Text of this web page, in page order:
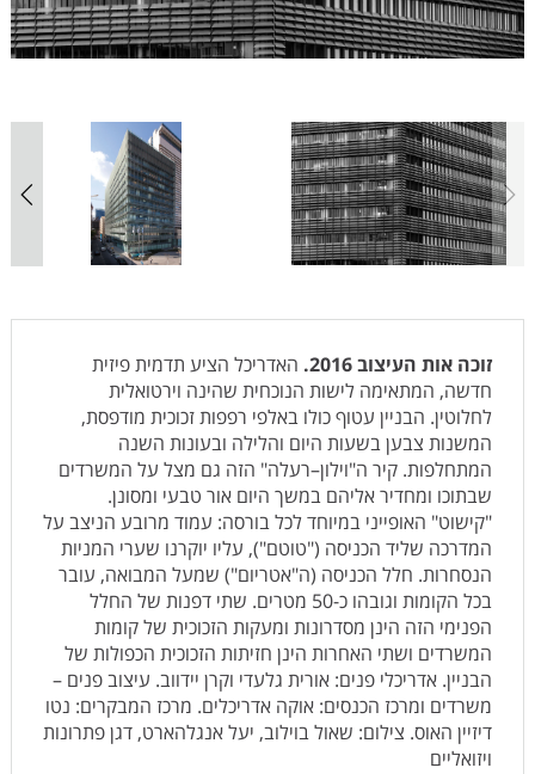
זוכה אות העיצוב 2016.
האדריכל הציע תדמית פיזית
חדשה, המתאימה לישות הנוכחית שהינה וירטואלית
לחלוטין. הבניין עטוף כולו באלפי רפפות זכוכית מודפסת,
המשנות צבען בשעות היום והלילה ובעונות השנה
המתחלפות. קיר ה"וילון–רעלה" הזה גם מצל על המשרדים
שבתוכו ומחדיר אליהם במשך היום אור טבעי ומסונן.
"קישוט" האופייני במיוחד לכל בורסה: עמוד מרובע הניצב על
המדרכה שליד הכניסה ("טוטם"), עליו יוקרנו שערי המניות
הנסחרות. חלל הכניסה (ה"אטריום") שמעל המבואה, עובר
בכל הקומות וגובהו כ-50 מטרים. שתי דפנות של החלל
הפנימי הזה הינן מסדרונות ומעקות הזכוכית של קומות
המשרדים ושתי האחרות הינן חזיתות הזכוכית הכפולות של
הבניין. אדריכלי פנים: אורית גלעדי וקרן יידווב. עיצוב פנים –
משרדים ומרכז הכנסים: אוקה אדריכלים. מרכז המבקרים: נטו
דיזיין האוס. צילום: שאול בוילוב, יעל אנגלהארט, דגן פתרונות
ויזואליים